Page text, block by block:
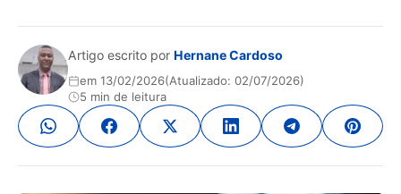
Artigo escrito por Hernane Cardoso
em 13/02/2026(Atualizado: 02/07/2026)
5 min de leitura